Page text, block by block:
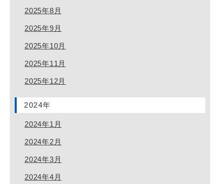
2025年8月
2025年9月
2025年10月
2025年11月
2025年12月
2024年
2024年1月
2024年2月
2024年3月
2024年4月